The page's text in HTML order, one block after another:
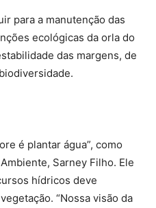
para a manutenção das
ecológicas da orla do
das margens, de
é plantar água”, como
Sarney Filho. Ele
hídricos deve
“Nossa visão da